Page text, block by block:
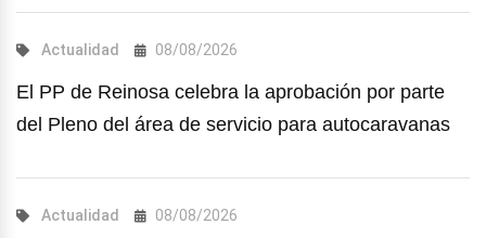
Actualidad 08/08/2026
El PP de Reinosa celebra la aprobación por parte
del Pleno del área de servicio para autocaravanas
Actualidad 08/08/2026